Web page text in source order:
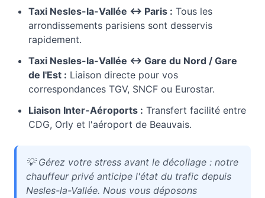
Taxi Nesles-la-Vallée ↔ Paris : Tous les
arrondissements parisiens sont desservis
rapidement.
Taxi Nesles-la-Vallée ↔ Gare du Nord / Gare
de l'Est : Liaison directe pour vos
correspondances TGV, SNCF ou Eurostar.
Liaison Inter-Aéroports : Transfert facilité entre
CDG, Orly et l'aéroport de Beauvais.
💡 Gérez votre stress avant le décollage : notre
chauffeur privé anticipe l'état du trafic depuis
Nesles-la-Vallée. Nous vous déposons